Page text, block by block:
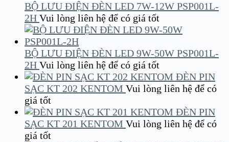
BỘ LƯU ĐIỆN ĐÈN LED 7W-12W PSP001L-
2H Vui lòng liên hệ để có giá tốt
BỘ LƯU ĐIỆN ĐÈN LED 9W-50W PSP001L-
2H Vui lòng liên hệ để có giá tốt
ĐÈN PIN
SẠC KT 202 KENTOM Vui lòng liên hệ để có
giá tốt
ĐÈN PIN
SẠC KT 201 KENTOM Vui lòng liên hệ để có
giá tốt